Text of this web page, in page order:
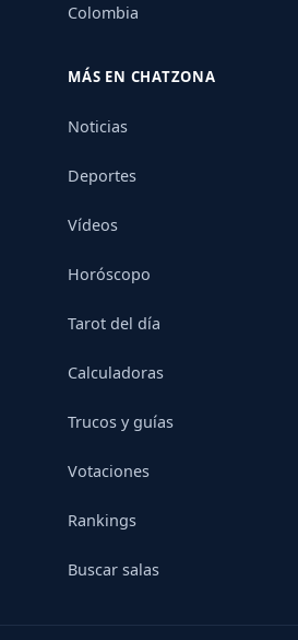
Colombia
MÁS EN CHATZONA
Noticias
Deportes
Vídeos
Horóscopo
Tarot del día
Calculadoras
Trucos y guías
Votaciones
Rankings
Buscar salas